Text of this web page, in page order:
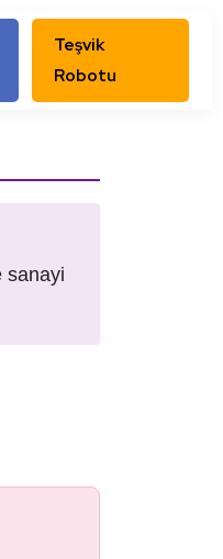
Teşvik
Robotu
sanayi